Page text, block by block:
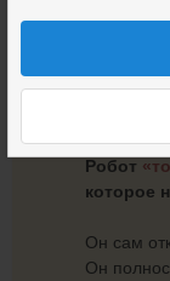
Этот
Робот
которое
Он сам
Он